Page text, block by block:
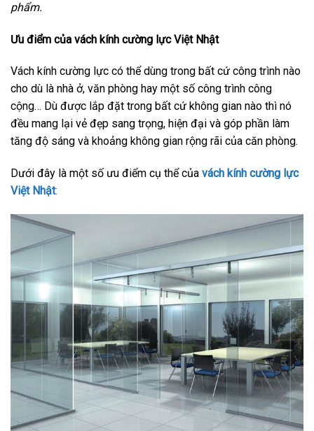
phẩm.
Ưu điểm của vách kính cường lực Việt Nhật
Vách kính cường lực có thể dùng trong bất cứ công trình nào
cho dù là nhà ở, văn phòng hay một số công trình công
cộng… Dù được lắp đặt trong bất cứ không gian nào thì nó
đều mang lại vẻ đẹp sang trọng, hiện đại và góp phần làm
tăng độ sáng và khoảng không gian rộng rãi của căn phòng.
Dưới đây là một số ưu điểm cụ thể của vách kính cường lực
Việt Nhật: